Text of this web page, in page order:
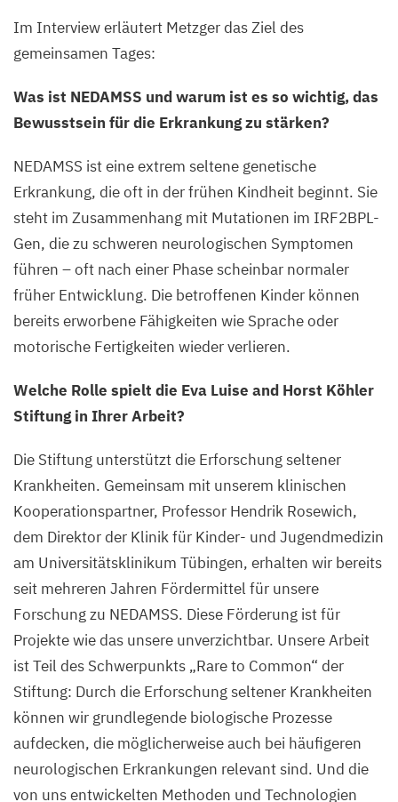
Im Interview erläutert Metzger das Ziel des
gemeinsamen Tages:
Was ist NEDAMSS und warum ist es so wichtig, das
Bewusstsein für die Erkrankung zu stärken?
NEDAMSS ist eine extrem seltene genetische
Erkrankung, die oft in der frühen Kindheit beginnt. Sie
steht im Zusammenhang mit Mutationen im IRF2BPL-
Gen, die zu schweren neurologischen Symptomen
führen – oft nach einer Phase scheinbar normaler
früher Entwicklung. Die betroffenen Kinder können
bereits erworbene Fähigkeiten wie Sprache oder
motorische Fertigkeiten wieder verlieren.
Welche Rolle spielt die Eva Luise and Horst Köhler
Stiftung in Ihrer Arbeit?
Die Stiftung unterstützt die Erforschung seltener
Krankheiten. Gemeinsam mit unserem klinischen
Kooperationspartner, Professor Hendrik Rosewich,
dem Direktor der Klinik für Kinder- und Jugendmedizin
am Universitätsklinikum Tübingen, erhalten wir bereits
seit mehreren Jahren Fördermittel für unsere
Forschung zu NEDAMSS. Diese Förderung ist für
Projekte wie das unsere unverzichtbar. Unsere Arbeit
ist Teil des Schwerpunkts „Rare to Common“ der
Stiftung: Durch die Erforschung seltener Krankheiten
können wir grundlegende biologische Prozesse
aufdecken, die möglicherweise auch bei häufigeren
neurologischen Erkrankungen relevant sind. Und die
von uns entwickelten Methoden und Technologien